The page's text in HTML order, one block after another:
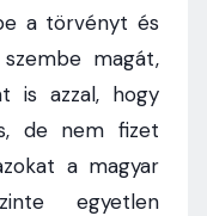
a törvényt és
magát,
is azzal, hogy
de nem fizet
a magyar
egyetlen